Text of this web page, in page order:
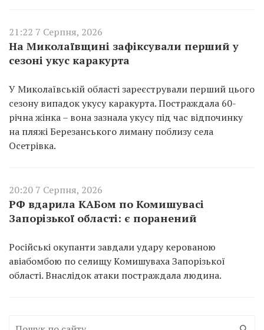
21:22 7 Серпня, 2026
На Миколаївщині зафіксували перший у
сезоні укус каракурта
У Миколаївській області зареєстрували перший цього
сезону випадок укусу каракурта. Постраждала 60-
річна жінка – вона зазнала укусу під час відпочинку
на пляжі Березанського лиману поблизу села
Осетрівка.
20:20 7 Серпня, 2026
РФ вдарила КАБом по Комишувасі
Запорізької області: є поранений
Російські окупанти завдали удару керованою
авіабомбою по селищу Комишуваха Запорізької
області. Внаслідок атаки постраждала людина.